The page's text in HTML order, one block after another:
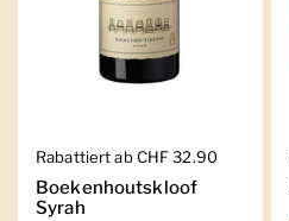
Regulärer Preis
Rabattiert ab CHF 32.90
Boekenhoutskloof
Syrah